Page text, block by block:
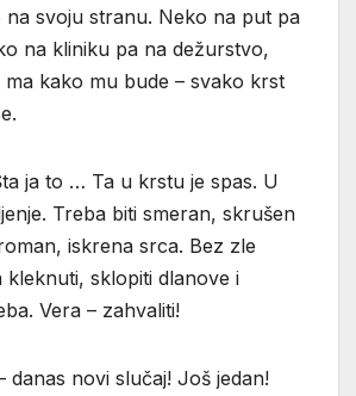
na svoju stranu. Neko na put pa
na kliniku pa na dežurstvo,
kako mu bude – svako krst
ja to … Ta u krstu je spas. U
Treba biti smeran, skrušen
iskrena srca. Bez zle
kleknuti, sklopiti dlanove i
Vera – zahvaliti!
danas novi slučaj! Još jedan!